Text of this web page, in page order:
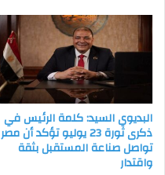
البديوي السيد: كلمة الرئيس في
ذكرى ثورة 23 يوليو تؤكد أن مصر
تواصل صناعة المستقبل بثقة
واقتدار